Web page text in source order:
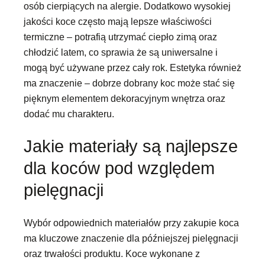
osób cierpiących na alergie. Dodatkowo wysokiej
jakości koce często mają lepsze właściwości
termiczne – potrafią utrzymać ciepło zimą oraz
chłodzić latem, co sprawia że są uniwersalne i
mogą być używane przez cały rok. Estetyka również
ma znaczenie – dobrze dobrany koc może stać się
pięknym elementem dekoracyjnym wnętrza oraz
dodać mu charakteru.
Jakie materiały są najlepsze
dla koców pod względem
pielęgnacji
Wybór odpowiednich materiałów przy zakupie koca
ma kluczowe znaczenie dla późniejszej pielęgnacji
oraz trwałości produktu. Koce wykonane z